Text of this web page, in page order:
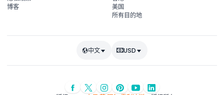
博客
美国
所有目的地
中文 USD